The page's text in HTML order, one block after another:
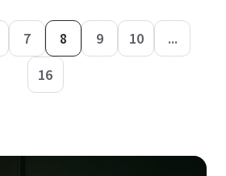
7 8 9 10
...
16